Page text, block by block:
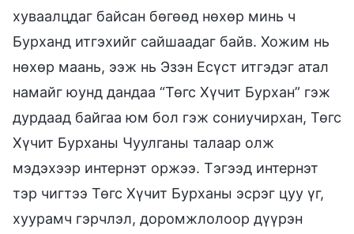
хуваалцдаг байсан бөгөөд нөхөр минь ч
Бурханд итгэхийг сайшаадаг байв. Хожим нь
нөхөр маань, ээж нь Эзэн Есүст итгэдэг атал
намайг юунд дандаа “Төгс Хүчит Бурхан” гэж
дурдаад байгаа юм бол гэж сониучирхан, Төгс
Хүчит Бурханы Чуулганы талаар олж
мэдэхээр интернэт оржээ. Тэгээд интернэт
тэр чигтээ Төгс Хүчит Бурханы эсрэг цуу үг,
хуурамч гэрчлэл, доромжлолоор дүүрэн